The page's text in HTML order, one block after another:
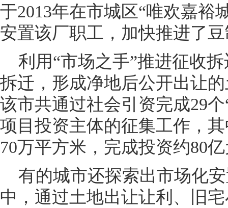
于2013年在市城区“唯欢嘉裕
安置该厂职工，加快推进了
利用“市场之手”推进征收
拆迁，形成净地后公开出让
该市共通过社会引资完成29
项目投资主体的征集工作，
70万平方米，完成投资约80
有的城市还探索出市场化
中，通过土地出让让利、旧